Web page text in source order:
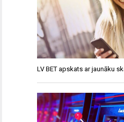
LV BET apskats ar jaunāku